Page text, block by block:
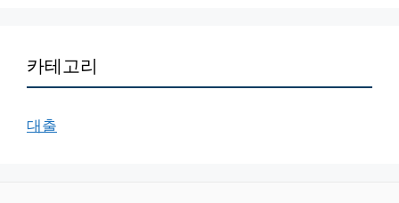
카테고리
대출